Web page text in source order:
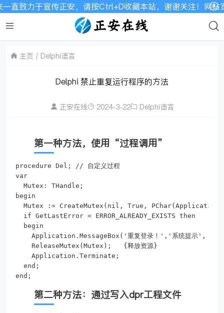
致力于宣传正安，请按Ctrl+D收藏本站，谢谢关注！网站宽
主页 Delphi语言
Delphi 禁止重复运行程序的方法
正安在线 2024-3-22 Delphi语言
第一种方法，使用“过程调用”
procedure Del; // 自定义过程
var
  Mutex: THandle;
begin
Mutex := CreateMutex(nil, True,
  if GetLastError = ERROR_ALREADY_EXISTS then
  begin
Application.MessageBox('重复登录！','系统提示',
    ReleaseMutex(Mutex);   {释放资源}
    Application.Terminate;
  end;
第二种方法：通过写入dpr工程文件